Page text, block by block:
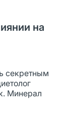
на
секретным
Минерал